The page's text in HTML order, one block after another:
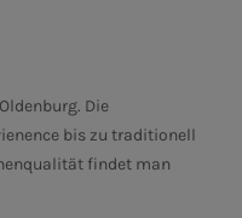
Die
bis zu traditionell
findet man